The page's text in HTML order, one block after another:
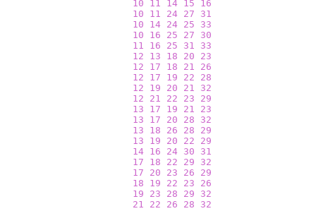
10
11 14 15
16
10
11 24 27
31
10
14 24 25
33
10
16 25 27
30
11
16 25 31
33
12
13 18 20
23
12
17 18 21
26
12
17 19 22
28
12
19 20 21
32
12
21 22 23
29
13
17 19 21
23
13
17 20 28
32
13
18 26 28
29
13
19 20 22
29
14 16 24 30
31
17
18 22 29
32
17
20 23 26
29
18
19 22 23
26
19
23 28 29
32
21
22 26 28 32